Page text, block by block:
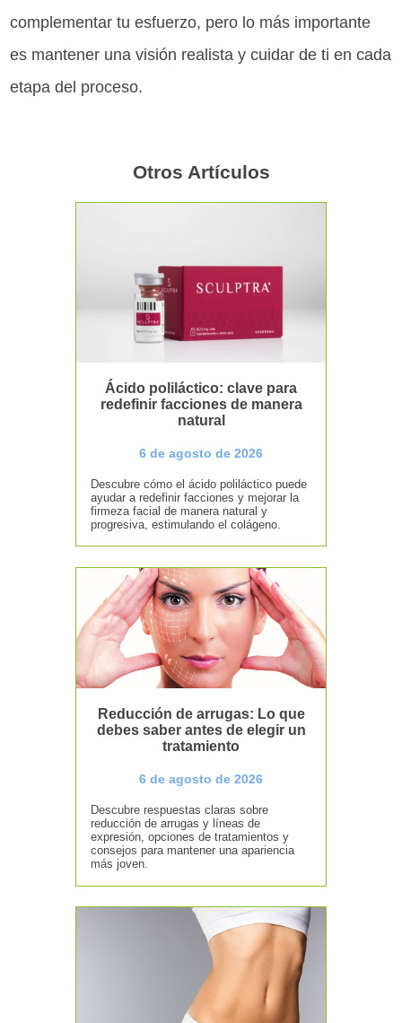
complementar tu esfuerzo, pero lo más importante
es mantener una visión realista y cuidar de ti en cada
etapa del proceso.
Otros Artículos
Ácido poliláctico: clave para
redefinir facciones de manera
natural
6 de agosto de 2026
Descubre cómo el ácido poliláctico puede
ayudar a redefinir facciones y mejorar la
firmeza facial de manera natural y
progresiva, estimulando el colágeno.
Reducción de arrugas: Lo que
debes saber antes de elegir un
tratamiento
6 de agosto de 2026
Descubre respuestas claras sobre
reducción de arrugas y líneas de
expresión, opciones de tratamientos y
consejos para mantener una apariencia
más joven.